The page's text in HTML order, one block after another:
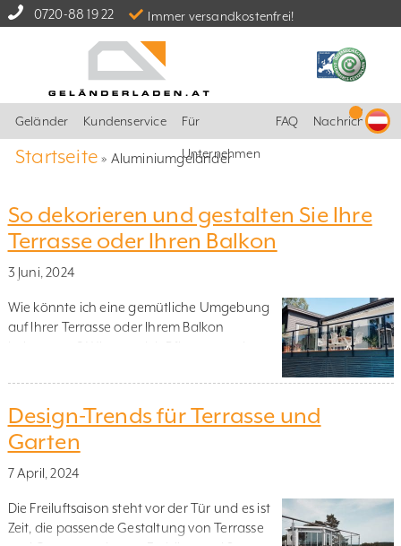
0720-88 19 22 Immer versandkostenfrei!
Geländer Kundenservice Für
Unternehmen
FAQ Nachrichten
Startseite » Aluminiumgeländer
So dekorieren und gestalten Sie Ihre
Terrasse oder Ihren Balkon
3 Juni, 2024
Wie könnte ich eine gemütliche Umgebung
auf Ihrer Terrasse oder Ihrem Balkon
Materialien soll ich verwenden? Und wie
integriere ich das Glasgeländer oder
Edelstahlgeländer am besten? Im zweiten
von drei Blogbeiträgen diskutieren wir in
Zusammenarbeit mit dem Garteningenieur
John Block, wie Sie Ihre Terrasse […]
Design-Trends für Terrasse und
Garten
7 April, 2024
Die Freiluftsaison steht vor der Tür und es ist
Zeit, die passende Gestaltung von Terrasse